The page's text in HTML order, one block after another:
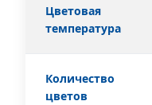
Цветовая
температура
Количество
цветов